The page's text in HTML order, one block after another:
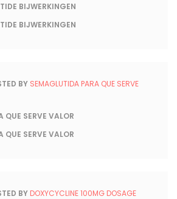
BIJWERKINGEN
BIJWERKINGEN
BY SEMAGLUTIDA PARA QUE SERVE
QUE SERVE VALOR
QUE SERVE VALOR
BY DOXYCYCLINE 100MG DOSAGE